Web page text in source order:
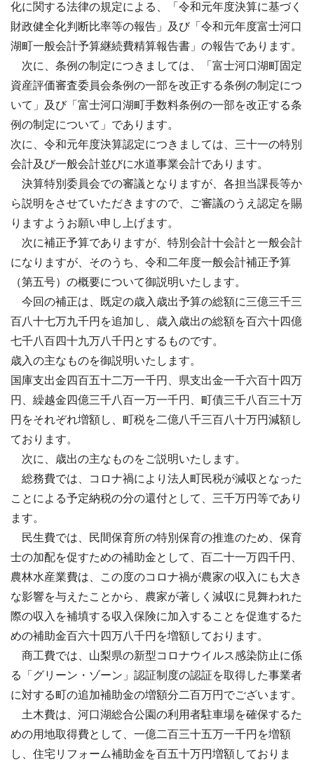
化に関する法律の規定による、「令和元年度決算に基づく
財政健全化判断比率等の報告」及び「令和元年度富士河口
湖町一般会計予算継続費精算報告書」の報告であります。
次に、条例の制定につきましては、「富士河口湖町固定
資産評価審査委員会条例の一部を改正する条例の制定につ
いて」及び「富士河口湖町手数料条例の一部を改正する条
例の制定について」であります。
次に、令和元年度決算認定につきましては、三十一の特別
会計及び一般会計並びに水道事業会計であります。
決算特別委員会での審議となりますが、各担当課長等か
ら説明をさせていただきますので、ご審議のうえ認定を賜
りますようお願い申し上げます。
次に補正予算でありますが、特別会計十会計と一般会計
になりますが、そのうち、令和二年度一般会計補正予算
（第五号）の概要について御説明いたします。
今回の補正は、既定の歳入歳出予算の総額に三億三千三
百八十七万九千円を追加し、歳入歳出の総額を百六十四億
七千八百四十九万八千円とするものです。
歳入の主なものを御説明いたします。
国庫支出金四百五十二万一千円、県支出金一千六百十四万
円、繰越金四億三千八百一万一千円、町債三千八百三十万
円をそれぞれ増額し、町税を二億八千三百八十万円減額し
ております。
次に、歳出の主なものをご説明いたします。
総務費では、コロナ禍により法人町民税が減収となった
ことによる予定納税の分の還付として、三千万円等であり
ます。
民生費では、民間保育所の特別保育の推進のため、保育
士の加配を促すための補助金として、百二十一万四千円、
農林水産業費は、この度のコロナ禍が農家の収入にも大き
な影響を与えたことから、農家が著しく減収に見舞われた
際の収入を補填する収入保険に加入することを促進するた
めの補助金百六十四万八千円を増額しております。
商工費では、山梨県の新型コロナウイルス感染防止に係
る「グリーン・ゾーン」認証制度の認証を取得した事業者
に対する町の追加補助金の増額分二百万円でございます。
土木費は、河口湖総合公園の利用者駐車場を確保するた
めの用地取得費として、一億二百三十五万一千円を増額
し、住宅リフォーム補助金を百五十万円増額しておりま